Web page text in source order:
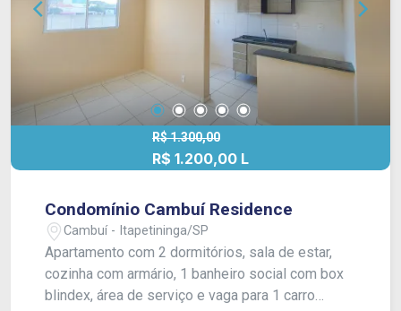
R$ 1.300,00
R$ 1.200,00 L
Condomínio Cambuí Residence
Cambuí - Itapetininga/SP
Apartamento com 2 dormitórios, sala de estar,
cozinha com armário, 1 banheiro social com box
blindex, área de serviço e vaga para 1 carro